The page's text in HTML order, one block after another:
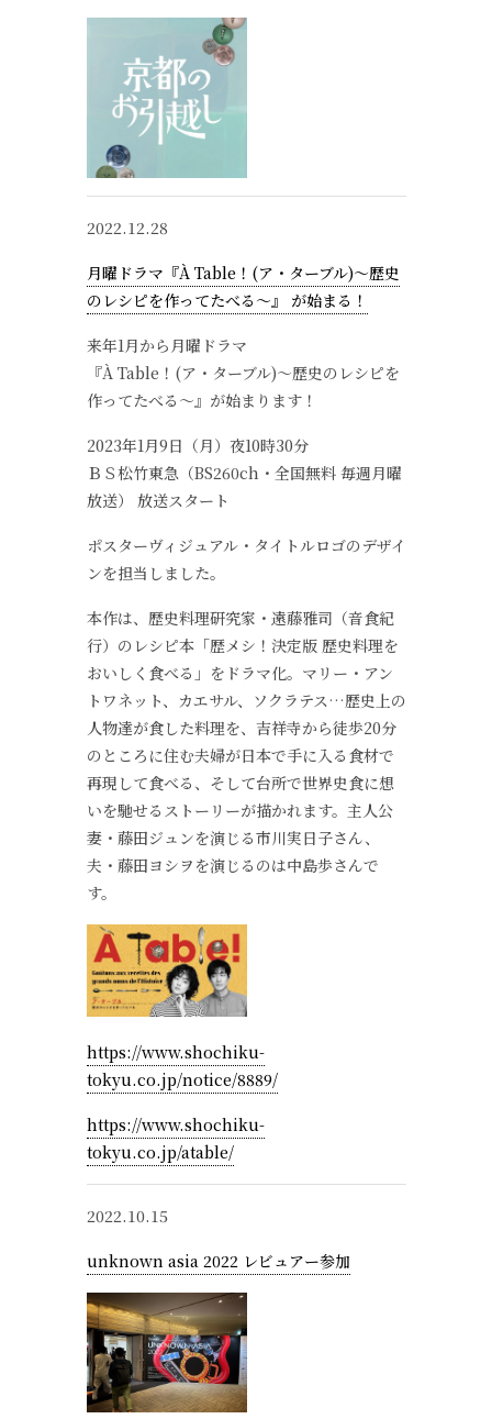
2022.12.28
月曜ドラマ『À Table！(ア・ターブル)〜歴史
のレシピを作ってたべる〜』 が始まる！
来年1月から月曜ドラマ
『À Table！(ア・ターブル)〜歴史のレシピを
作ってたべる〜』が始まります！
2023年1月9日（月）夜10時30分
ＢＳ松竹東急（BS260ch・全国無料 毎週月曜
放送） 放送スタート
ポスターヴィジュアル・タイトルロゴのデザイ
ンを担当しました。
本作は、歴史料理研究家・遠藤雅司（音食紀
行）のレシピ本「歴メシ！決定版 ――歴史料理を
おいしく食べる」をドラマ化。マリー・アン
トワネット、カエサル、ソクラテス…歴史上の
人物達が食した料理を、吉祥寺から徒歩20分
のところに住む夫婦が日本で手に入る食材で
再現して食べる、そして台所で世界史食に想
いを馳せるストーリーが描かれます。主人公
妻・藤田ジュンを演じる市川実日子さん、
夫・藤田ヨシヲを演じるのは中島歩さんで
す。
https://www.shochiku-
tokyu.co.jp/notice/8889/
https://www.shochiku-
tokyu.co.jp/atable/
2022.10.15
unknown asia 2022 レビュアー参加